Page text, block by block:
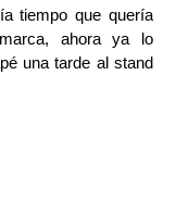
tiempo que quería
ahora ya lo
una tarde al stand